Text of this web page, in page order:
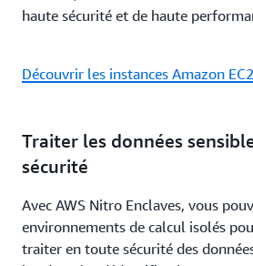
haute sécurité et de haute
Découvrir les instances Amazon
Traiter les données
sécurité
Avec AWS Nitro Enclaves, vous
environnements de calcul isolés
traiter en toute sécurité des